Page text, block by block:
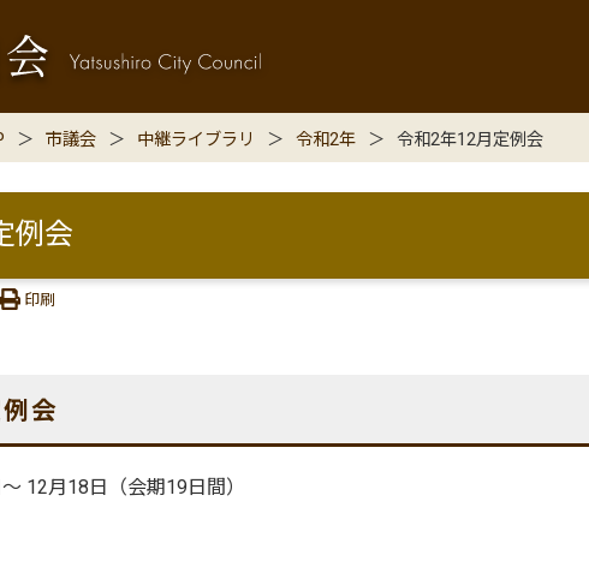
市議会 中継ライブラリ 令和2年 令和2年12月定例会
例会
印刷
会
12月18日（会期19日間）